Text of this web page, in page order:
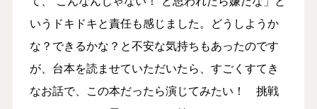
いうドキドキと責任も感じました。どうしようか
な？できるかな？と不安な気持ちもあったのです
が、台本を読ませていただいたら、すごくすてき
なお話で、この本だったら演じてみたい！ 挑戦